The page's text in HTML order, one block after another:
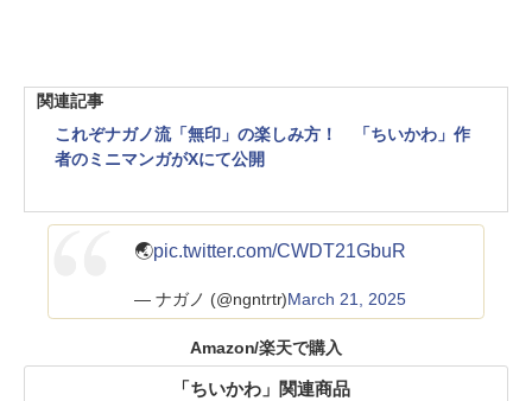
関連記事
これぞナガノ流「無印」の楽しみ方！ 「ちいかわ」作
者のミニマンガがXにて公開
🌏pic.twitter.com/CWDT21GbuR
— ナガノ (@ngntrtr)March 21, 2025
Amazon/楽天で購入
「ちいかわ」関連商品